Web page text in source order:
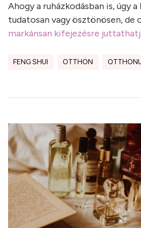
Ahogy a ruházkodásban is, úgy
tudatosan vagy ösztönösen, de
markánsan kifejezésre
FENG SHUI OTTHON